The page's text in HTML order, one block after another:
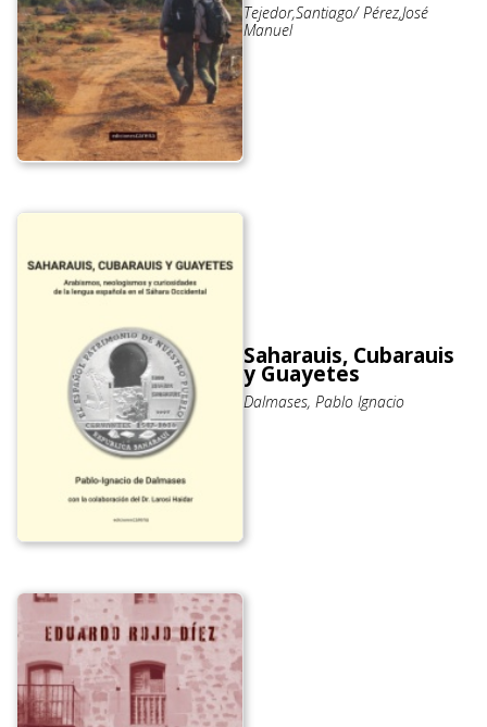
Tejedor,Santiago/ Pérez,José
Manuel
Saharauis, Cubarauis
y Guayetes
Dalmases, Pablo Ignacio